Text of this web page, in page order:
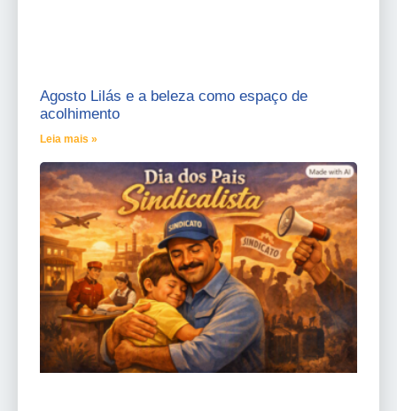
Agosto Lilás e a beleza como espaço de
acolhimento
Leia mais »